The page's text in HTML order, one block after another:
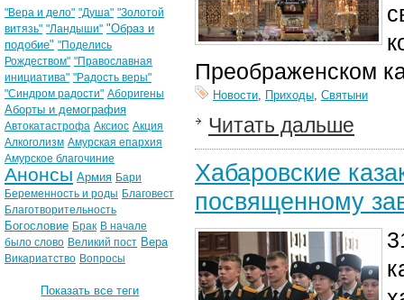
Преображенском
Новости, Приходы, Святыни
Читать дальше
Хабаровские
посвященному
"Вера и дело" "Душа" "Золотой
витязь" "Ландыши" "Образ и
подобие" "Поделись
Рождеством" "Православная
инициатива" "Радость веры"
"Синдром радости" Аборигены
Аборты и демография
Автокатастрофа Аксиос Акция
Алкоголизм Амурская епархия
Амурское благочиние
Анонсы Армия Бари
Беременность и роды Благовест
Благотворительность
Богословие Брак В начале
было слово Великий пост Вера
Викариатство Вопросы
Показать все теги